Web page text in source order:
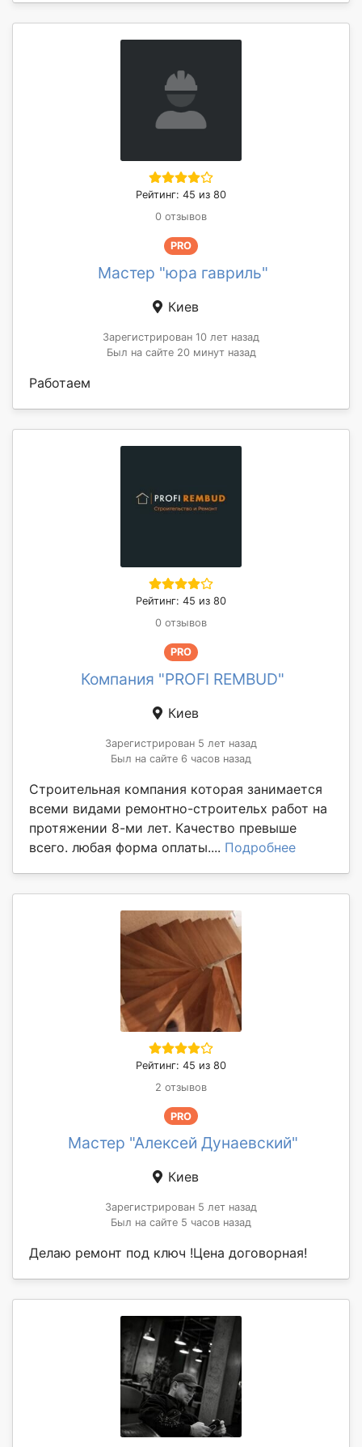
Рейтинг: 45 из 80
0 отзывов
PRO
Мастер "юра гавриль"
Киев
Зарегистрирован 10 лет назад
Был на сайте 20 минут назад
Работаем
Рейтинг: 45 из 80
0 отзывов
PRO
Компания "PROFI REMBUD"
Киев
Зарегистрирован 5 лет назад
Был на сайте 6 часов назад
Строительная компания которая занимается
всеми видами ремонтно-строительх работ на
протяжении 8-ми лет. Качество превыше
всего. любая форма оплаты.... Подробнее
Рейтинг: 45 из 80
2 отзывов
PRO
Мастер "Алексей Дунаевский"
Киев
Зарегистрирован 5 лет назад
Был на сайте 5 часов назад
Делаю ремонт под ключ !Цена договорная!